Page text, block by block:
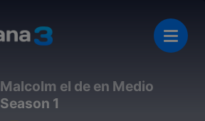
Malcolm el de en Medio
Season 1